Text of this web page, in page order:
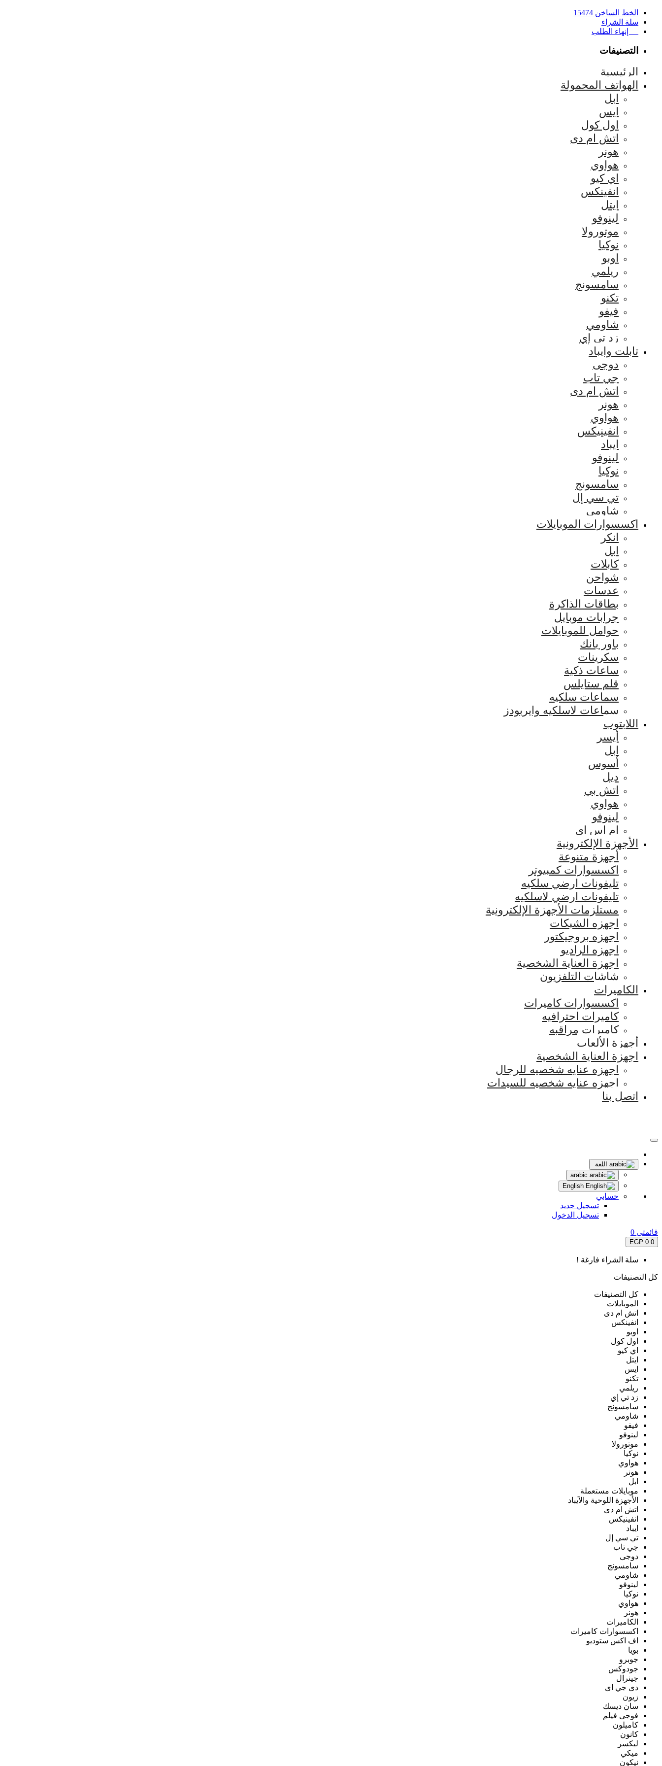
الخط الساخن 15474
سلة الشراء
إنهاء الطلب
التصنيفات
الرئيسية
الهواتف المحمولة
ابل
ايس
اول كول
اتش ام دى
هونر
هواوي
اي كيو
انفينكس
ايتل
لينوفو
موتورولا
نوكيا
اوبو
ريلمي
سامسونج
تكنو
فيفو
شاومي
زد تي إي
تابلت وايباد
دوجى
جي تاب
اتش ام دى
هونر
هواوي
انفينيكس
ايباد
لينوفو
نوكيا
سامسونج
تي سي إل
شاومي
اكسسوارات الموبايلات
انكر
ابل
كابلات
شواحن
عدسات
بطاقات الذاكرة
جرابات موبايل
حوامل للموبايلات
باور بانك
سكرينات
ساعات ذكية
قلم ستايلس
سماعات سلكيه
سماعات لاسلكيه وايربودز
اللابتوب
أيسر
ابل
أسوس
ديل
اتش بي
هواوي
لينوفو
ام اس اي
الأجهزة الإلكترونية
أجهزة متنوعة
اكسسوارات كمبيوتر
تليفونات ارضي سلكيه
تليفونات ارضي لاسلكيه
مستلزمات الأجهزة الإلكترونية
اجهزه الشبكات
اجهزه بروجيكتور
اجهزه الراديو
اجهزة العناية الشخصية
شاشات التلفزيون
الكاميرات
اكسسوارات كاميرات
كاميرات احترافيه
كاميرات مراقبه
أجهزة الألعاب
اجهزة العناية الشخصية
اجهزه عنايه شخصيه للرجال
اجهزه عنايه شخصيه للسيدات
اتصل بنا
اللغة
حسابي
تسجيل جديد
تسجيل الدخول
قائمتى 0
0
0 EGP
سلة الشراء فارغة !
كل التصنيفات
كل التصنيفات
الموبايلات
اتش ام دى
انفينكس
اوبو
اول كول
اي كيو
ايتل
ايس
تكنو
ريلمي
زد تي إي
سامسونج
شاومي
فيفو
لينوفو
موتورولا
نوكيا
هواوي
هونر
ابل
موبايلات مستعملة
الأجهزة اللوحية والآيباد
اتش ام دى
انفينيكس
ايباد
تي سي إل
جي تاب
دوجى
سامسونج
شاومي
لينوفو
نوكيا
هواوي
هونر
الكاميرات
اكسسوارات كاميرات
اف اكس ستوديو
بويا
جوبرو
جودوكس
جينرال
دى جي اى
زيون
سان ديسك
فوجى فيلم
كاميلون
كانون
ليكسر
ميكي
نيكون